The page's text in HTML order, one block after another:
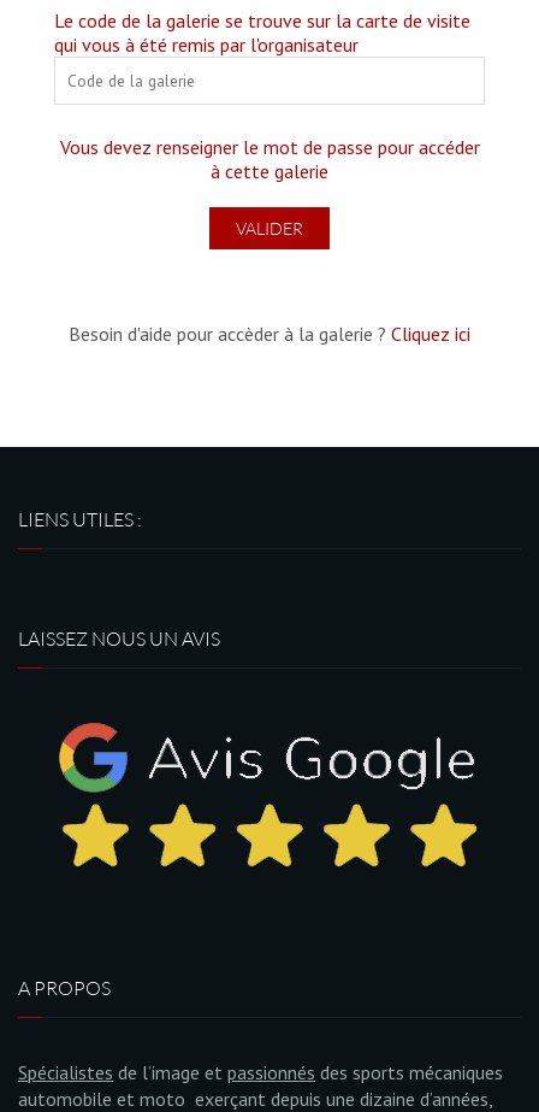
Le code de la galerie se trouve sur la carte de visite
qui vous à été remis par l'organisateur
Vous devez renseigner le mot de passe pour accéder
à cette galerie
Besoin d'aide pour accèder à la galerie ? Cliquez ici
LIENS UTILES :
LAISSEZ NOUS UN AVIS
A PROPOS
Spécialistes de l’image et passionnés des sports mécaniques
automobile et moto exerçant depuis une dizaine d’années,